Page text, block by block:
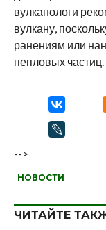
вулканологи
вулкану,
ранениям или
пепловых частиц.
-->
НОВОСТИ
ЧИТАЙТЕ